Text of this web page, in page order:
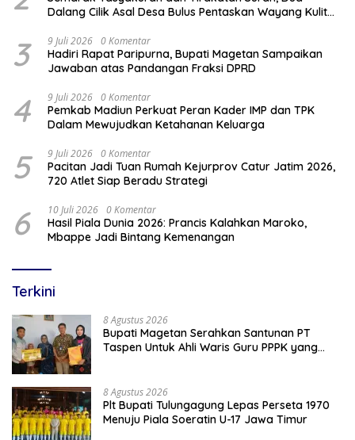
Dalang Cilik Asal Desa Bulus Pentaskan Wayang Kulit
3 9 Juli 2026 0 Komentar
Hadiri Rapat Paripurna, Bupati Magetan Sampaikan
Jawaban atas Pandangan Fraksi DPRD
4 9 Juli 2026 0 Komentar
Pemkab Madiun Perkuat Peran Kader IMP dan TPK
Dalam Mewujudkan Ketahanan Keluarga
5 9 Juli 2026 0 Komentar
Pacitan Jadi Tuan Rumah Kejurprov Catur Jatim 2026,
720 Atlet Siap Beradu Strategi
6 10 Juli 2026 0 Komentar
Hasil Piala Dunia 2026: Prancis Kalahkan Maroko,
Mbappe Jadi Bintang Kemenangan
Terkini
8 Agustus 2026
Bupati Magetan Serahkan Santunan PT
Taspen Untuk Ahli Waris Guru PPPK yang
8 Agustus 2026
Plt Bupati Tulungagung Lepas Perseta 1970
Menuju Piala Soeratin U-17 Jawa Timur